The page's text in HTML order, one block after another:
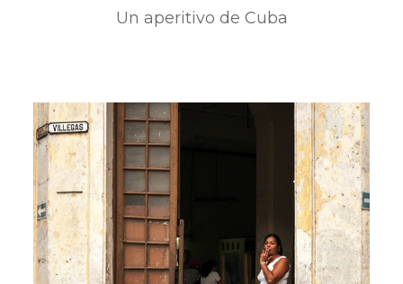
Un aperitivo de Cuba